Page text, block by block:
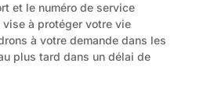
et le numéro de service
vise à protéger votre vie
à votre demande dans les
plus tard dans un délai de